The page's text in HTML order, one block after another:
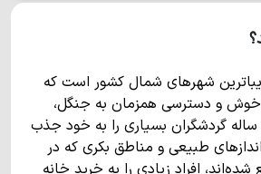
شهرهای شمال کشور است که
خوش و دسترسی همزمان به جنگل،
ساله گردشگران بسیاری را به خود جذب
طبیعی و مناطق بکری که در
افراد زیادی را به خرید خانه